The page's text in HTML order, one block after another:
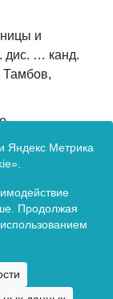
и
дис. … канд.
Тамбов,
/ Ю.И.
- № 2. - С.
Яндекс Метрика
Продолжая
в сфере связи,